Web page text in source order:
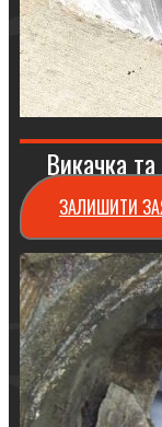
Викачка
ЗАЛИШИТИ